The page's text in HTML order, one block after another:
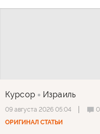
Курсор Израиль
09 августа 2026 05:04 0
ОРИГИНАЛ СТАТЬИ